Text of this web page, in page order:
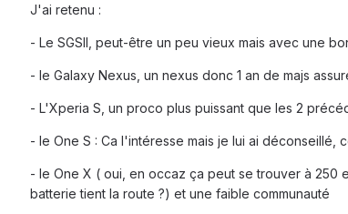
J'ai retenu :
- Le SGSII, peut-être un peu vieux mais avec une
- le Galaxy Nexus, un nexus donc 1 an de majs
- L'Xperia S, un proco plus puissant que les 2
- le One S : Ca l'intéresse mais je lui ai déconseillé,
- le One X ( oui, en occaz ça peut se trouver à 250
batterie tient la route ?) et une faible communauté